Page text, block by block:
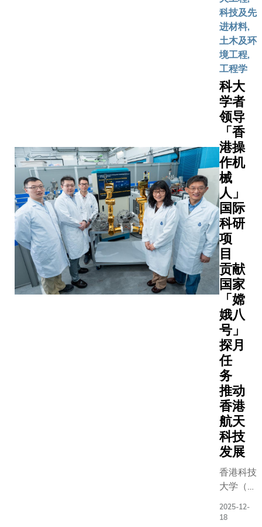
科技及先
进材料,
土木及环
境工程,
工程学
科大
学者
领导
「香
港操
作机
械
人」
国际
科研
项
目
贡献
国家
「嫦
娥八
号」
探月
任
务
推动
香港
航天
科技
发展
香港科技
大学（科
通过遴
2025-12-
18